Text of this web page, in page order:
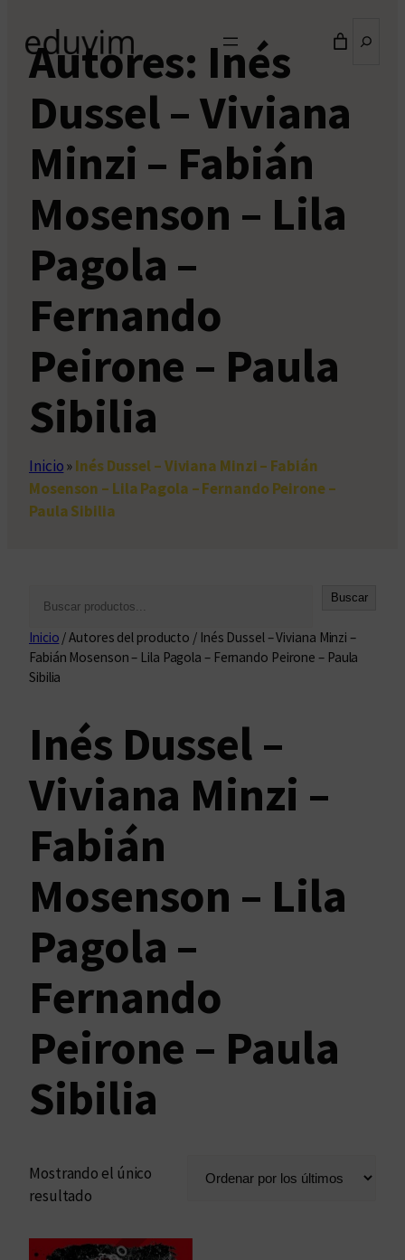
Autores: Inés
Dussel – Viviana
Minzi – Fabián
Mosenson – Lila
Pagola –
Fernando
Peirone – Paula
Sibilia
Inicio»Inés Dussel – Viviana Minzi – Fabián
Mosenson – Lila Pagola – Fernando Peirone –
Paula Sibilia
s
c
a
Buscar
Inicio / Autores del producto / Inés Dussel – Viviana Minzi –
Fabián Mosenson – Lila Pagola – Fernando Peirone – Paula
Sibilia
Inés Dussel –
Viviana Minzi –
Fabián
Mosenson – Lila
Pagola –
Fernando
Peirone – Paula
Sibilia
Mostrando el único
resultado